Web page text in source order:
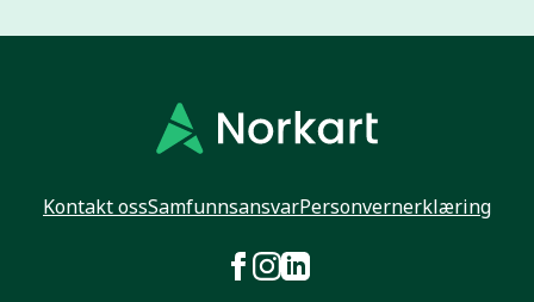
Kontakt ossSamfunnsansvarPersonvernerklæring